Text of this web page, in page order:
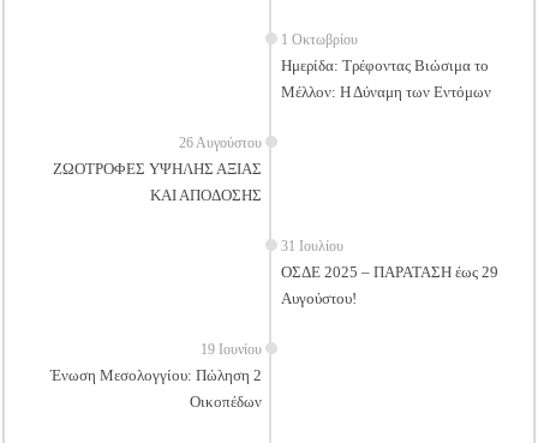
1 Οκτωβρίου
Ημερίδα: Τρέφοντας Βιώσιμα το
Μέλλον: Η Δύναμη των Εντόμων
26 Αυγούστου
ΖΩΟΤΡΟΦΕΣ ΥΨΗΛΗΣ ΑΞΙΑΣ
ΚΑΙ ΑΠΟΔΟΣΗΣ
31 Ιουλίου
ΟΣΔΕ 2025 – ΠΑΡΑΤΑΣΗ έως 29
Αυγούστου!
19 Ιουνίου
Ένωση Μεσολογγίου: Πώληση 2
Οικοπέδων